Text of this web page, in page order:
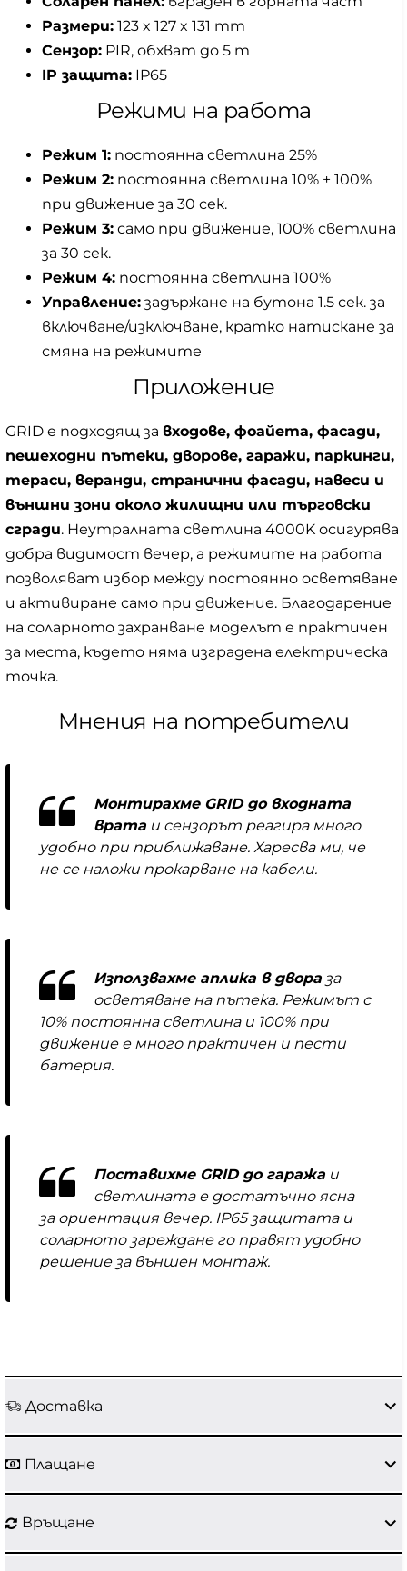
Размери: 123 x 127 x 131 mm
Сензор: PIR, обхват до 5 m
IP защита: IP65
Режими на работа
Режим 1: постоянна светлина 25%
Режим 2: постоянна светлина 10% + 100%
при движение за 30 сек.
Режим 3: само при движение, 100% светлина
за 30 сек.
Режим 4: постоянна светлина 100%
Управление: задържане на бутона 1.5 сек. за
включване/изключване, кратко натискане за
смяна на режимите
Приложение
GRID е подходящ за входове, фоайета, фасади,
пешеходни пътеки, дворове, гаражи, паркинги,
тераси, веранди, странични фасади, навеси и
външни зони около жилищни или търговски
сгради. Неутралната светлина 4000K осигурява
добра видимост вечер, а режимите на работа
позволяват избор между постоянно осветяване
и активиране само при движение. Благодарение
на соларното захранване моделът е практичен
за места, където няма изградена електрическа
точка.
Мнения на потребители
Монтирахме GRID до входната
врата и сензорът реагира много
удобно при приближаване. Харесва ми, че
не се наложи прокарване на кабели.
Използвахме аплика в двора за
осветяване на пътека. Режимът с
10% постоянна светлина и 100% при
движение е много практичен и пести
батерия.
Поставихме GRID до гаража и
светлината е достатъчно ясна
за ориентация вечер. IP65 защитата и
соларното зареждане го правят удобно
решение за външен монтаж.
Доставка
Плащане
Връщане